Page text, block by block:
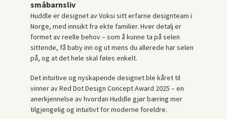
småbarnsliv
Huddle er designet av Voksi sitt erfarne designteam i
Norge, med innsikt fra ekte familier. Hver detalj er
formet av reelle behov – som å kunne ta på selen
sittende, få baby inn og ut mens du allerede har selen
på, og at det hele skal føles enkelt.
Det intuitive og nyskapende designet ble kåret til
vinner av Red Dot Design Concept Award 2025 – en
anerkjennelse av hvordan Huddle gjør bæring mer
tilgjengelig og intuitivt for moderne foreldre.